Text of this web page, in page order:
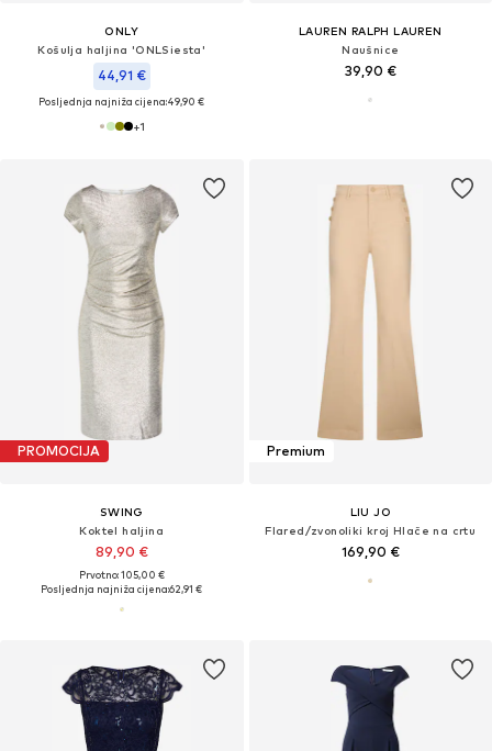
ONLY
Košulja haljina 'ONLSiesta'
44,91 €
Posljednja najniža cijena:49,90 €
+1
LAUREN RALPH LAUREN
Naušnice
39,90 €
PROMOCIJA
SWING
Koktel haljina
89,90 €
Prvotno: 105,00 €
Posljednja najniža cijena:62,91 €
Premium
LIU JO
Flared/zvonoliki kroj Hlače na crtu
169,90 €